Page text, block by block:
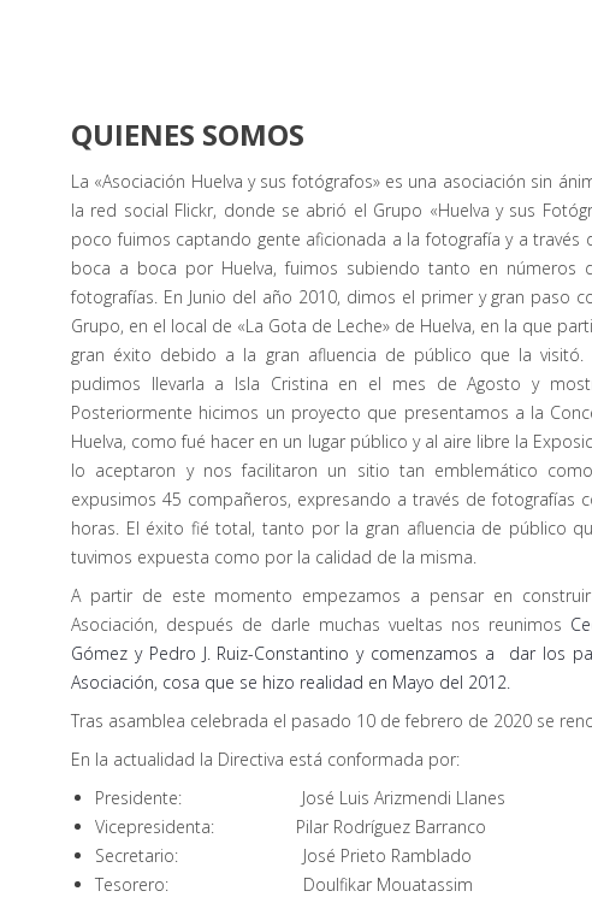
QUIENES SOMOS
La «Asociación Huelva y sus fotógrafos» es una asociación sin
la red social Flickr, donde se abrió el Grupo «Huelva y sus
poco fuimos captando gente aficionada a la fotografía y a
boca a boca por Huelva, fuimos subiendo tanto en números
fotografías. En Junio del año 2010, dimos el primer y gran paso
Grupo, en el local de «La Gota de Leche» de Huelva, en la que
gran éxito debido a la gran afluencia de público que la
pudimos llevarla a Isla Cristina en el mes de Agosto y
Posteriormente hicimos un proyecto que presentamos a la
Huelva, como fué hacer en un lugar público y al aire libre la
lo aceptaron y nos facilitaron un sitio tan emblemático
expusimos 45 compañeros, expresando a través de fotografías
horas. El éxito fié total, tanto por la gran afluencia de público
tuvimos expuesta como por la calidad de la misma.
A partir de este momento empezamos a pensar en
Asociación, después de darle muchas vueltas nos reunimos
Gómez y Pedro J. Ruiz-Constantino y comenzamos a dar los
Asociación, cosa que se hizo realidad en Mayo del 2012.
Tras asamblea celebrada el pasado 10 de febrero de 2020 se
En la actualidad la Directiva está conformada por:
Presidente: José Luis Arizmendi Llanes
Vicepresidenta: Pilar Rodríguez Barranco
Secretario: José Prieto Ramblado
Tesorero: Doulfikar Mouatassim